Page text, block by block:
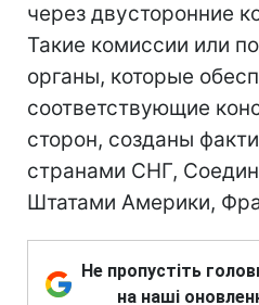
через двусторонние
Такие комиссии или
органы, которые
соответствующие
сторон, созданы
странами СНГ,
Штатами Америки,
Не пропустіть
на наші